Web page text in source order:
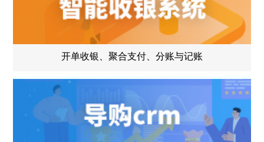
开单收银、聚合支付、分账与记账